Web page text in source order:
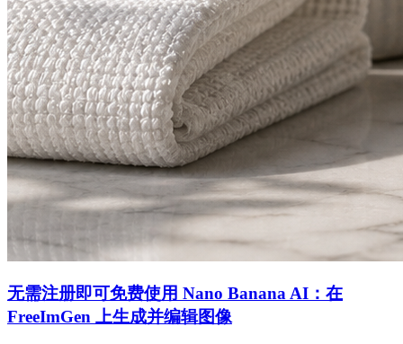
无需注册即可免费使用 Nano Banana AI：在
FreeImGen 上生成并编辑图像